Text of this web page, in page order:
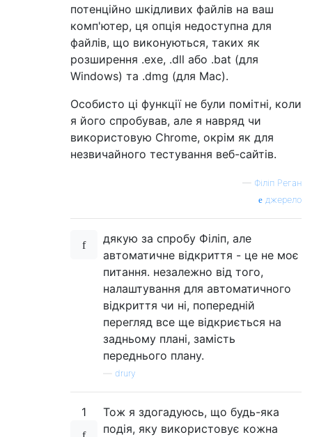
потенційно шкідливих файлів на ваш
комп'ютер, ця опція недоступна для
файлів, що виконуються, таких як
розширення .exe, .dll або .bat (для
Windows) та .dmg (для Mac).
Особисто ці функції не були помітні, коли
я його спробував, але я навряд чи
використовую Chrome, окрім як для
незвичайного тестування веб-сайтів.
— Філіп Реган
джерело
дякую за спробу Філіп, але
автоматичне відкриття - це не моє
питання. незалежно від того,
налаштування для автоматичного
відкриття чи ні, попередній
перегляд все ще відкриється на
задньому плані, замість
переднього плану.
drury
1
Тож я здогадуюсь, що будь-яка
подія, яку використовує кожна